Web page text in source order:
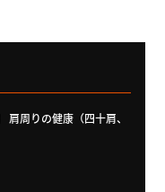
肩周りの健康（四十肩、